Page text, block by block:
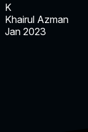
K
Khairul Azman
Jan 2023